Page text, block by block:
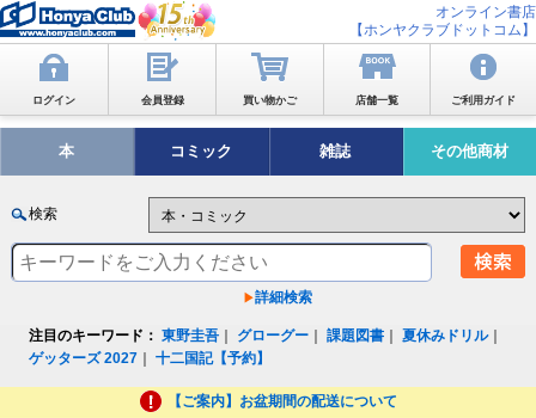
オンライン書店
【ホンヤクラブドットコム】
ログイン 会員登録 買い物かご 店舗一覧 ご利用ガイド
本 コミック 雑誌 その他商材
検索
詳細検索
注目のキーワード： 東野圭吾 グローグー ｜課題図書 ｜夏休みドリル｜
ゲッターズ 2027 ｜十二国記【予約】
【ご案内】お盆期間の配送について